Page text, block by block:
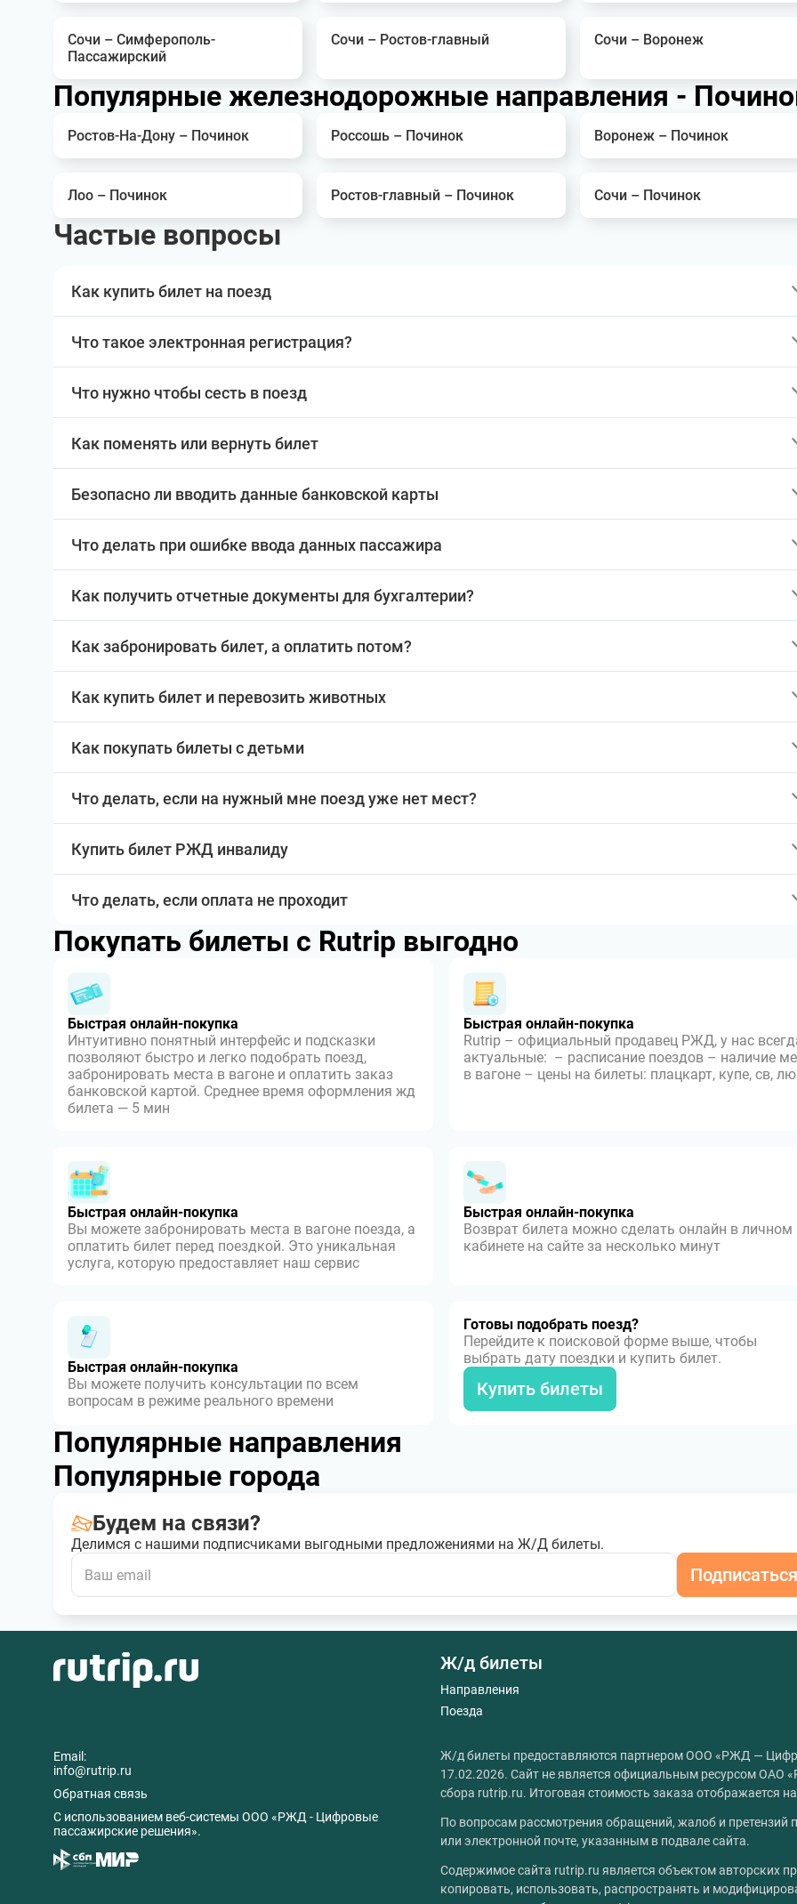
Сочи – Симферополь-
Пассажирский
Сочи – Ростов-главный Сочи – Воронеж
Популярные железнодорожные направления -
Ростов-На-Дону – Починок Россошь – Починок Воронеж – Починок
Лоо – Починок Ростов-главный – Починок Сочи – Починок
Частые вопросы
Как купить билет на поезд
Что такое электронная регистрация?
Что нужно чтобы сесть в поезд
Как поменять или вернуть билет
Безопасно ли вводить данные банковской карты
Что делать при ошибке ввода данных пассажира
Как получить отчетные документы для бухгалтерии?
Как забронировать билет, а оплатить потом?
Как купить билет и перевозить животных
Как покупать билеты с детьми
Что делать, если на нужный мне поезд уже нет мест?
Купить билет РЖД инвалиду
Что делать, если оплата не проходит
Покупать билеты с Rutrip выгодно
Быстрая онлайн-покупка
Интуитивно понятный интерфейс и подсказки
позволяют быстро и легко подобрать поезд,
забронировать места в вагоне и оплатить заказ
банковской картой. Среднее время оформления жд
билета — 5 мин
Быстрая онлайн-покупка
Rutrip – официальный продавец РЖД, у нас
актуальные: – расписание поездов – наличие
в вагоне – цены на билеты: плацкарт, купе, св,
Быстрая онлайн-покупка
Вы можете забронировать места в вагоне поезда, а
оплатить билет перед поездкой. Это уникальная
услуга, которую предоставляет наш сервис
Быстрая онлайн-покупка
Возврат билета можно сделать онлайн в личном
кабинете на сайте за несколько минут
Быстрая онлайн-покупка
Вы можете получить консультации по всем
вопросам в режиме реального времени
Готовы подобрать поезд?
Перейдите к поисковой форме выше, чтобы
выбрать дату поездки и купить билет.
Купить билеты
Популярные направления
Популярные города
Будем на связи?
Делимся с нашими подписчиками выгодными предложениями на Ж/Д билеты.
Подписаться
Email:
info@rutrip.ru
Обратная связь
C использованием веб-системы ООО «РЖД - Цифровые
пассажирские решения».
Ж/д билеты
Направления
Поезда
Ж/д билеты предоставляются партнером ООО «РЖД —
17.02.2026. Сайт не является официальным ресурсом ОАО
сбора rutrip.ru. Итоговая стоимость заказа отображается
По вопросам рассмотрения обращений, жалоб и
или электронной почте, указанным в подвале сайта.
Содержимое сайта rutrip.ru является объектом авторских
копировать, использовать, распространять и